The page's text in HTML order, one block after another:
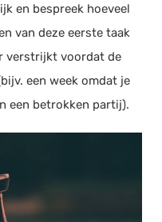
en bespreek hoeveel
van deze eerste taak
verstrijkt voordat de
een week omdat je
een betrokken partij).